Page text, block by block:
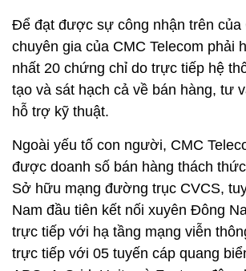
Để đạt được sự công nhận trên của
chuyên gia của CMC Telecom phải
nhất 20 chứng chỉ do trực tiếp hệ
tạo và sát hạch cả về bán hàng, tư
hỗ trợ kỹ thuật.
Ngoài yếu tố con người, CMC
được doanh số bán hàng thách
Sở hữu mạng đường trục CVCS,
Nam đầu tiên kết nối xuyên Đông
trực tiếp với hạ tầng mạng viễn
trực tiếp với 05 tuyến cáp quang